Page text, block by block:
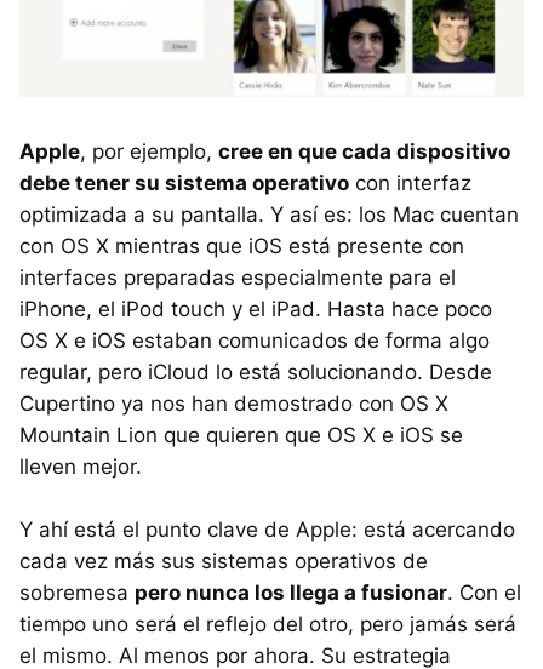
Apple, por ejemplo, cree en que cada dispositivo
debe tener su sistema operativo con interfaz
optimizada a su pantalla. Y así es: los Mac cuentan
con OS X mientras que iOS está presente con
interfaces preparadas especialmente para el
iPhone, el iPod touch y el iPad. Hasta hace poco
OS X e iOS estaban comunicados de forma algo
regular, pero iCloud lo está solucionando. Desde
Cupertino ya nos han demostrado con OS X
Mountain Lion que quieren que OS X e iOS se
lleven mejor.
Y ahí está el punto clave de Apple: está acercando
cada vez más sus sistemas operativos de
sobremesa pero nunca los llega a fusionar. Con el
tiempo uno será el reflejo del otro, pero jamás será
el mismo. Al menos por ahora. Su estrategia